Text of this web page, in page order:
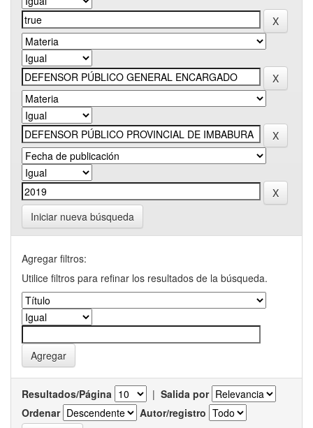
Iniciar nueva búsqueda
Agregar filtros:
Utilice filtros para refinar los resultados de la búsqueda.
Resultados/Página | Salida por
Ordenar
Autor/registro